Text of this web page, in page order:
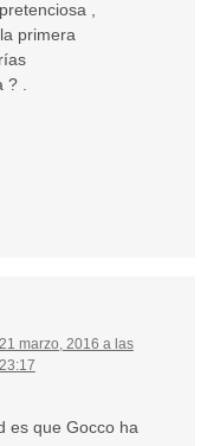
,
primera
.
21 marzo, 2016 a las
23:17
es que Gocco ha